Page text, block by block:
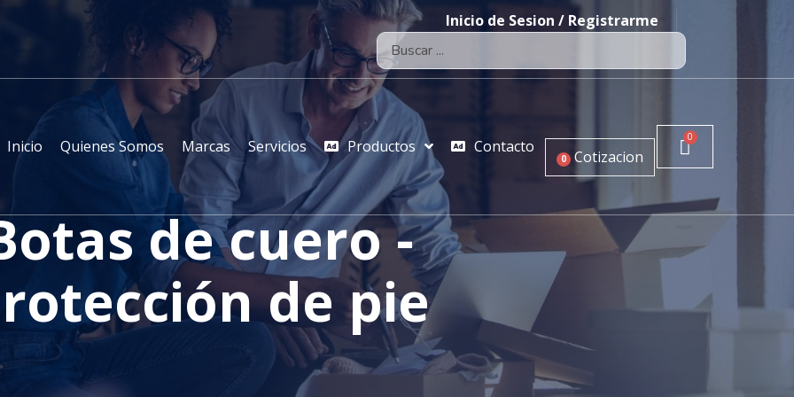
Inicio de Sesion / Registrarme
Inicio Quienes Somos Marcas Servicios Productos Contacto
0 Cotizacion
de cuero -
de pie